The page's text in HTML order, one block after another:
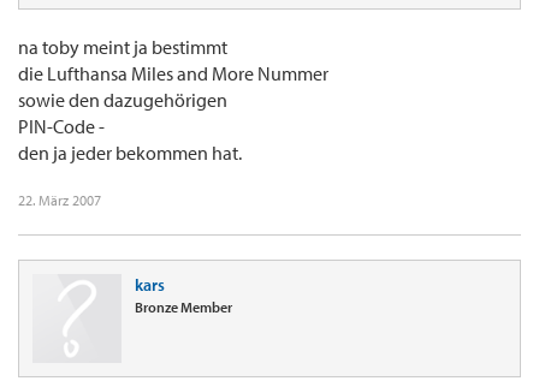
na toby meint ja bestimmt
die Lufthansa Miles and More Nummer
sowie den dazugehörigen
PIN-Code -
den ja jeder bekommen hat.
22. März 2007
kars
Bronze Member